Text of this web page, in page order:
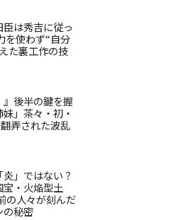
は秀吉に従っ
を使わず“自分
た裏工作の技
』後半の鍵を握
」茶々・初・
弄された波乱
」ではない？
・火焔型土
の人々が刻んだ
の秘密